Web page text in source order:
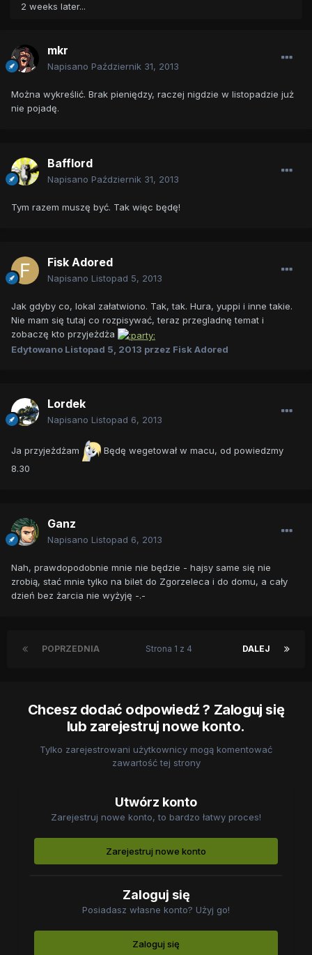
2 weeks later...
mkr
Napisano Październik 31, 2013
Można wykreślić. Brak pieniędzy, raczej nigdzie w listopadzie już
nie pojadę.
Bafflord
Napisano Październik 31, 2013
Tym razem muszę być. Tak więc będę!
Fisk Adored
Napisano Listopad 5, 2013
Jak gdyby co, lokal załatwiono. Tak, tak. Hura, yuppi i inne takie.
Nie mam się tutaj co rozpisywać, teraz przegladnę temat i
zobaczę kto przyjeżdża
Edytowano Listopad 5, 2013 przez Fisk Adored
Lordek
Napisano Listopad 6, 2013
Ja przyjeżdżam
Będę wegetował w macu, od powiedzmy
8.30
Ganz
Napisano Listopad 6, 2013
Nah, prawdopodobnie mnie nie będzie - hajsy same się nie
zrobią, stać mnie tylko na bilet do Zgorzeleca i do domu, a cały
dzień bez żarcia nie wyżyję -.-
POPRZEDNIA DALEJ
Strona 1 z 4
Chcesz dodać odpowiedź ? Zaloguj się
lub zarejestruj nowe konto.
Tylko zarejestrowani użytkownicy mogą komentować
zawartość tej strony
Utwórz konto
Zarejestruj nowe konto, to bardzo łatwy proces!
Zarejestruj nowe konto
Zaloguj się
Posiadasz własne konto? Użyj go!
Zaloguj się